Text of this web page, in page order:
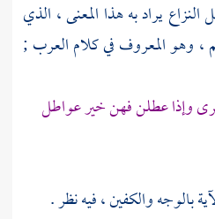
يراد به هذا المعنى ، الذي
، وهو المعروف في كلام العرب ;
وإذا عطلن فهن خير عواطل
بالوجه والكفين ، فيه نظر .